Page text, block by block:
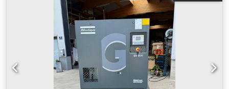
работен притисок:10 греда , притисок (мин.):13 греда
ниво на бучава:67 dB, тип на ладење:воздух , Опрема:
документација / прирачник, фрижидер за сушење